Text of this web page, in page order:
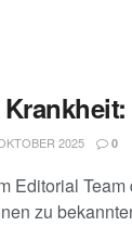
2025 0
Editorial
zu